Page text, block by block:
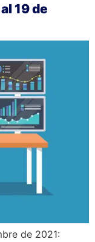
19 de
de 2021: